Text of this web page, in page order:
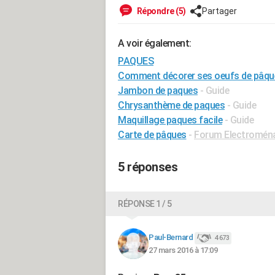
Répondre (5) Partager
A voir également:
PAQUES
Comment décorer ses oeufs de
Jambon de paques - Guide
Chrysanthème de paques - Guide
Maquillage paques facile - Guide
Carte de pâques - Forum
5 réponses
RÉPONSE 1 / 5
Paul-Bernard 4 673
27 mars 2016 à 17:09